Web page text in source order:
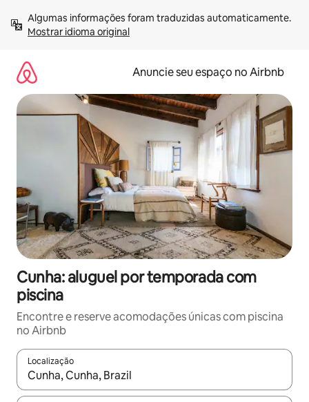
para
Mostrar idioma original
Anuncie seu espaço no Airbnb
Cunha: aluguel por temporada com
piscina
Encontre e reserve acomodações únicas com piscina
no Airbnb
Localização
Quando os resultados estiverem disponíveis, explore-os